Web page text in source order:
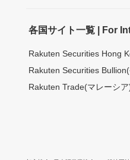
各国サイト一覧 | For
Rakuten Securities Hong
Rakuten Securities
Rakuten Trade(マレーシア